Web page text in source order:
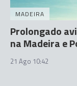
MADEIRA
Prolongado
na Madeira e
21 Ago 10:42